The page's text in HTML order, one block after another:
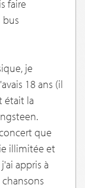
faire
bus
je
18 ans (il
était la
que
illimitée et
appris à